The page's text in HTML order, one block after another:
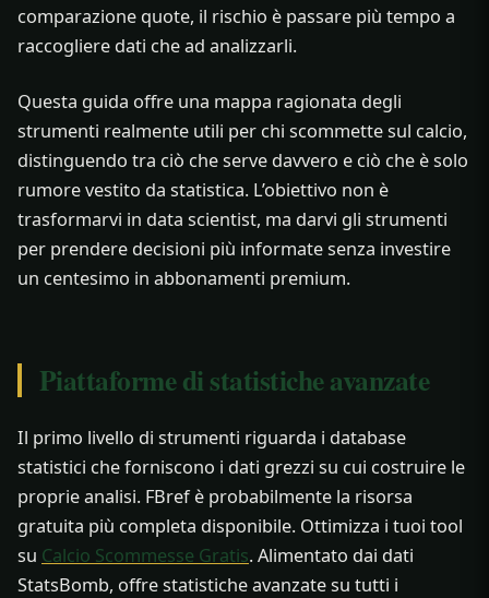
comparazione quote, il rischio è passare più tempo a
raccogliere dati che ad analizzarli.
Questa guida offre una mappa ragionata degli
strumenti realmente utili per chi scommette sul calcio,
distinguendo tra ciò che serve davvero e ciò che è solo
rumore vestito da statistica. L’obiettivo non è
trasformarvi in data scientist, ma darvi gli strumenti
per prendere decisioni più informate senza investire
un centesimo in abbonamenti premium.
Piattaforme di statistiche avanzate
Il primo livello di strumenti riguarda i database
statistici che forniscono i dati grezzi su cui costruire le
proprie analisi. FBref è probabilmente la risorsa
gratuita più completa disponibile. Ottimizza i tuoi tool
su Calcio Scommesse Gratis. Alimentato dai dati
StatsBomb, offre statistiche avanzate su tutti i